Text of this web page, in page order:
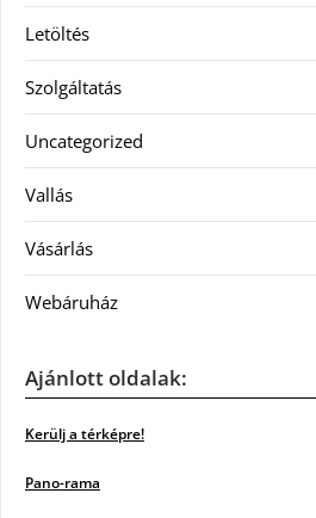
Letöltés
Szolgáltatás
Uncategorized
Vallás
Vásárlás
Webáruház
Ajánlott oldalak:
Kerülj a térképre!
Pano-rama